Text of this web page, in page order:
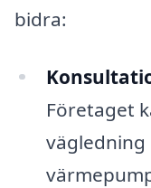
bidra:
Företaget